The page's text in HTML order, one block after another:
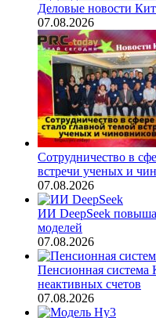
Деловые новости
07.08.2026
Сотрудничество в
встречи ученых и
07.08.2026
ИИ DeepSeek
моделей
07.08.2026
Пенсионная система
неактивных счетов
07.08.2026